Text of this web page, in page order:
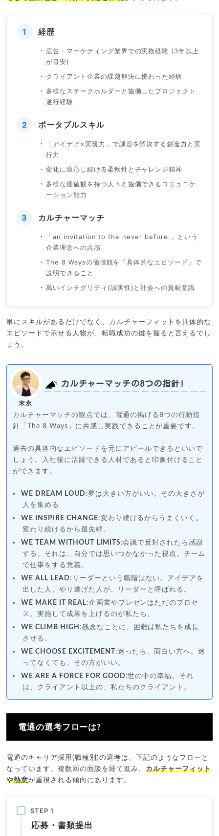
1 経歴
広告・マーケティング業界での実務経験 (3年以上
が目安)
クライアント企業の課題解決に携わった経験
多様なステークホルダーと協働したプロジェクト
遂行経験
2 ポータブルスキル
「アイデア×実現力」で課題を解決する創造力と実
行力
変化に適応し続ける柔軟性とチャレンジ精神
多様な価値観を持つ人々と協働できるコミュニケ
ーション能力
3 カルチャーマッチ
「an invitation to the never before.」という
企業理念への共感
The 8 Waysの価値観を「具体的なエピソード」で
説明できること
高いインテグリティ(誠実性)と社会への貢献意識
単にスキルがあるだけでなく、カルチャーフィットを具体的な
エピソードで示せる人物が、転職成功の鍵を握ると言えるでし
ょう。
末永
カルチャーマッチの8つの指針!
カルチャーマッチの観点では、電通の掲げる8つの行動指
針「The 8 Ways」に共感し実践できることが重要です。
過去の具体的なエピソードを元にアピールできるといいで
しょう。入社後に活躍できる人材であると印象付けること
ができます。
WE DREAM LOUD :夢は大きい方がいい。その大きさが
人を集める
WE INSPIRE CHANGE:変わり続けるからうまくいく。
変わり続けるから最先端。
WE TEAM WITHOUT LIMITS:会議で反対されたら感謝
する。それは、自分では思いつかなかった視点。チーム
で仕事をする意義。
WE ALL LEAD :リーダーという職階はない。アイデアを
出した人、やり遂げた人が、リーダーと呼ばれる。
WE MAKE IT REAL:企画書やプレゼンはただのプロセ
ス。実施して成果を上げるのが私たち。
WE CLIMB HIGH :残念なことに、困難は私たちを成長
させる。
WE CHOOSE EXCITEMENT :迷ったら、面白い方へ。迷
ってなくても、その方がいい。
WE ARE A FORCE FOR GOOD :世の中の幸福。それ
は、クライアント以上の、私たちのクライアント。
電通の選考フローは?
電通のキャリア採用(職種別)の選考は、下記のようなフローと
なっています。複数回の面談を経て進み、 カルチャーフィット
や熱意が重視される傾向にあります。
STEP 1
応募・書類提出